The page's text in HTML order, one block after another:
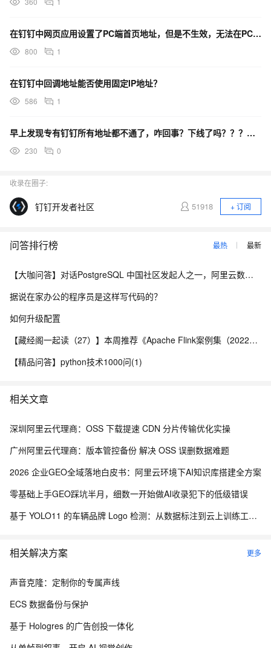
在钉钉中网页应用设置了PC端首页地址，但是不生效，无法在PC端打开，为什么？
800 1
在钉钉中回调地址能否使用固定IP地址？
586 1
早上发现专有钉钉所有地址都不通了，咋回事？下线了吗？？？？？？
230 0
收录在圈子:
钉钉开发者社区 51918 + 订阅
问答排行榜 最热 最新
【大咖问答】对话PostgreSQL 中国社区发起人之一，阿里云数据库高级专家 德哥
据说在家办公的程序员是这样写代码的？
如何升级配置
【藏经阁一起读（27）】本周推荐《Apache Flink案例集（2022版）》，你有哪些心得？
【精品问答】python技术1000问(1)
相关文章
深圳阿里云代理商：OSS 下载提速 CDN 分片传输优化实操
广州阿里云代理商：版本管控备份 解决 OSS 误删数据难题
2026 企业GEO全域落地白皮书：阿里云环境下AI知识库搭建全方案
零基础上手GEO踩坑半月，细数一开始做AI收录犯下的低级错误
基于 YOLO11 的车辆品牌 Logo 检测：从数据标注到云上训练工程化实践
相关解决方案 更多
声音克隆：定制你的专属声线
ECS 数据备份与保护
基于 Hologres 的广告创投一体化